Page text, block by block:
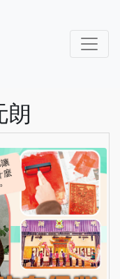
朗